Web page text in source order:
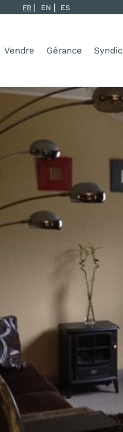
FR EN ES
Vendre Gérance Syndic